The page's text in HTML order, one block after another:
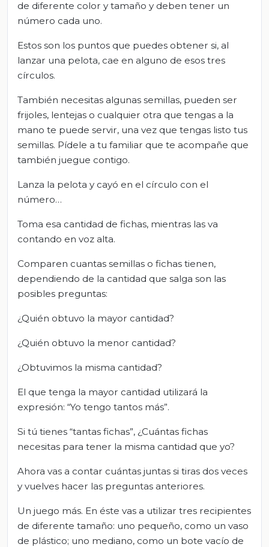
de diferente color y tamaño y deben tener un
número cada uno.
Estos son los puntos que puedes obtener si, al
lanzar una pelota, cae en alguno de esos tres
círculos.
También necesitas algunas semillas, pueden ser
frijoles, lentejas o cualquier otra que tengas a la
mano te puede servir, una vez que tengas listo tus
semillas. Pídele a tu familiar que te acompañe que
también juegue contigo.
Lanza la pelota y cayó en el círculo con el
número…
Toma esa cantidad de fichas, mientras las va
contando en voz alta.
Comparen cuantas semillas o fichas tienen,
dependiendo de la cantidad que salga son las
posibles preguntas:
¿Quién obtuvo la mayor cantidad?
¿Quién obtuvo la menor cantidad?
¿Obtuvimos la misma cantidad?
El que tenga la mayor cantidad utilizará la
expresión: “Yo tengo tantos más”.
Si tú tienes “tantas fichas”, ¿Cuántas fichas
necesitas para tener la misma cantidad que yo?
Ahora vas a contar cuántas juntas si tiras dos veces
y vuelves hacer las preguntas anteriores.
Un juego más. En éste vas a utilizar tres recipientes
de diferente tamaño: uno pequeño, como un vaso
de plástico; uno mediano, como un bote vacío de